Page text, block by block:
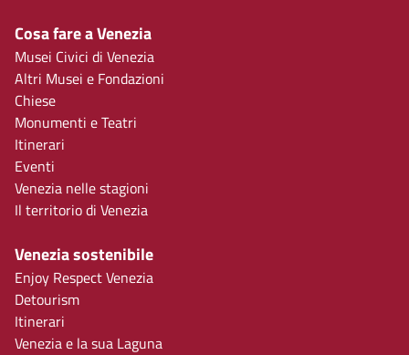
Cosa fare a Venezia
Musei Civici di Venezia
Altri Musei e Fondazioni
Chiese
Monumenti e Teatri
Itinerari
Eventi
Venezia nelle stagioni
Il territorio di Venezia
Venezia sostenibile
Enjoy Respect Venezia
Detourism
Itinerari
Venezia e la sua Laguna